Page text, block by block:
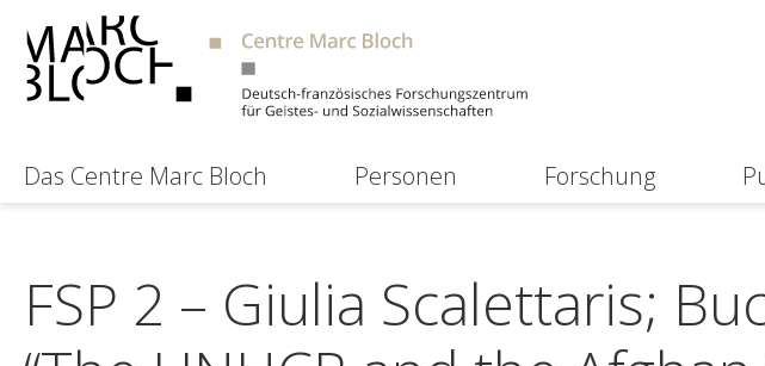
Das Centre Marc Bloch Personen Forschung
FSP 2 – Giulia Scalettaris;